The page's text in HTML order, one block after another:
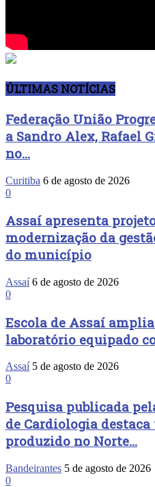
ÚLTIMAS NOTÍCIAS
Federação União
a Sandro Alex, Rafael
no...
Curitiba 6 de agosto de 2026
0
Assaí apresenta
modernização da
do município
Assaí 6 de agosto de 2026
0
Escola de Assaí
laboratório equipado
Assaí 5 de agosto de 2026
0
Pesquisa publicada
de Cardiologia
produzido no Norte...
Bandeirantes 5 de agosto de 2026
0